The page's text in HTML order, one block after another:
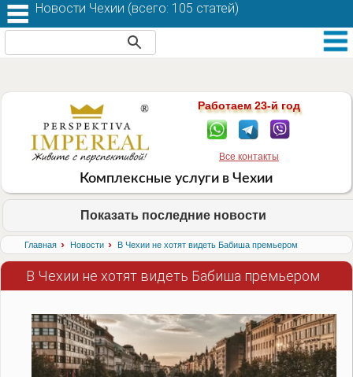
Работаем 23-й год
Все контакты
Комплексные услуги в Чехии
Показать последние новости
Главная › Новости › В Чехии не хотят видеть Бабиша премьером
В Чехии не хотят видеть Бабиша премьером
Новости Чехии (всего: 105 статей)